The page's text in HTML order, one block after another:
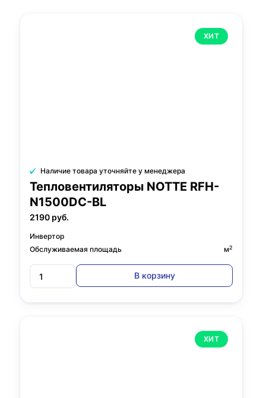
ХИТ
Наличие товара уточняйте у менеджера
Тепловентиляторы NOTTE RFH-
N1500DC-BL
2190 руб.
Инвертор
Обслуживаемая площадь
м2
В корзину
ХИТ